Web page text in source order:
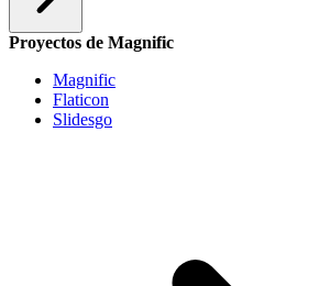
Proyectos de Magnific
Magnific
Flaticon
Slidesgo